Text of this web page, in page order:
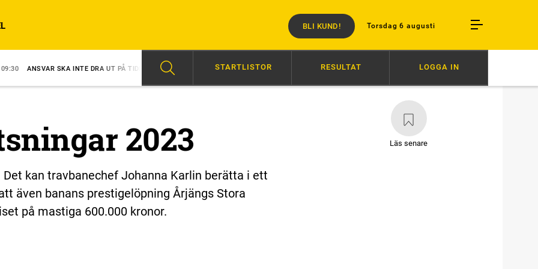
Torsdag 6 augusti
BLI KUND!
SKA INTE DRA UT PÅ TIDEN 08:26 MERRIMAN EN VINNARE DIREKT DIVA EK TILL ÖREBRO FINALKLARA TILL SOLVALLA
STARTLISTOR RESULTAT LOGGA IN
Läs senare
2023
kan travbanechef Johanna Karlin berätta i ett
även banans prestigelöpning Årjängs Stora
på mastiga 600.000 kronor.